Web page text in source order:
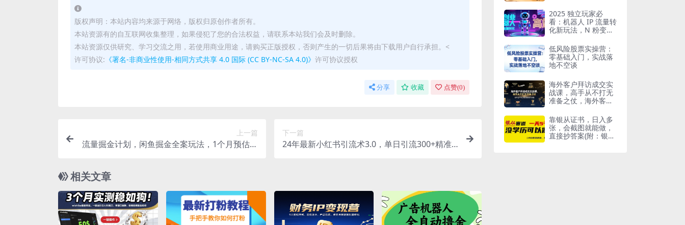
版权声明：本站内容均来源于网络，版权归原创作者所有。
本站资源有的自互联网收集整理，如果侵犯了您的合法权益，请联系本站我们会及时删除。
本站资源仅供研究、学习交流之用，若使用商业用途，请购买正版授权，否则产生的一切后果将由下载用户自行承担。<
许可协议: 《署名-非商业性使用-相同方式共享 4.0 国际 (CC BY-NC-SA 4.0)》 许可协议授权
分享 收藏 点赞(0)
上一篇
流量掘金计划，闲鱼掘金全案玩法，1个月预估收
下一篇
24年最新小红书引流术3.0，单日引流300+精准
相关文章
2025 独立玩家必
看：机器人 IP 流量转
化新玩法，N 粉变现
低风险股票实操营：
零基础入门，实战落
地不空谈
海外客户拜访成交实
战课，高手从不打无
准备之仗，海外客户
靠银从证书，日入多
张，会截图就能做，
直接抄答案(附：银从